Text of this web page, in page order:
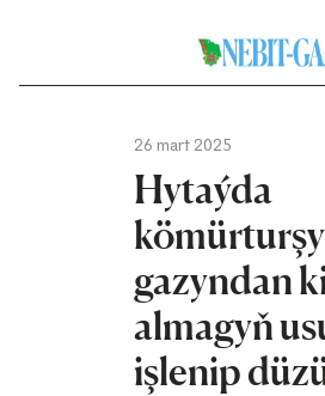
26 mart 2025
Hytaýda
kömürturşy
gazyndan
almagyň
işlenip